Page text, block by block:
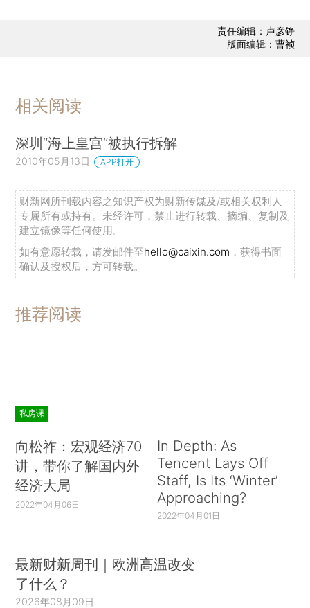
责任编辑：卢彦铮
版面编辑：曹祯
相关阅读
深圳“海上皇宫”被执行拆解
2010年05月13日 APP打开
财新网所刊载内容之知识产权为财新传媒及/或相关权利人
专属所有或持有。未经许可，禁止进行转载、摘编、复制及
建立镜像等任何使用。
如有意愿转载，请发邮件至hello@caixin.com ，获得书面
确认及授权后，方可转载。
推荐阅读
私房课
向松祚：宏观经济70
讲，带你了解国内外
经济大局
2022年04月06日
In Depth: As
Tencent Lays Off
Staff, Is Its ‘Winter’
Approaching?
2022年04月01日
最新财新周刊｜欧洲高温改变
了什么？
2026年08月09日